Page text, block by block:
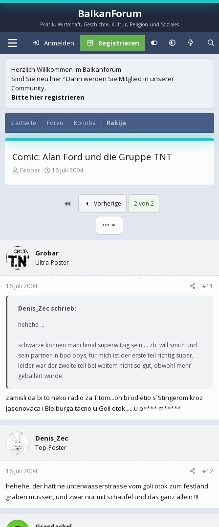
BalkanForum
Politik, Wirtschaft, Geschichte, Kultur, Religion und Soziales
Anmelden Registrieren
Herzlich Willkommen im Balkanforum
Sind Sie neu hier? Dann werden Sie Mitglied in unserer
Community.
Bitte hier registrieren
Startseite Foren Konoba Rakija
Comic: Alan Ford und die Gruppe TNT
E
s
Grobar
E
s
16 Juli 2004
Erste Vorherige 2 von 2
•••
Grobar
Ultra-Poster
16 Juli 2004 #11
Denis_Zec schrieb:
hehehe ...
schwarze können manchmal superwitzig sein ... zb. will smith und
sein partner in bad boys, für mich ist der erste teil richtig super,
leider war der zweite teil bei weitem nicht so gut, obwohl mehr
geballert wurde.
zamisli da bi to neko radio za Titom...on bi odletio s´Stingerom kroz
Jasenovaca i Bleiburga tacno u Goli otok......u p**** m*****
Denis_Zec
Top-Poster
16 Juli 2004 #12
hehehe, der hätt ne unterwasserstrasse vom goli otok zum festland
graben müssen, und zwar nur mit schaufel und das ganz allein !!!